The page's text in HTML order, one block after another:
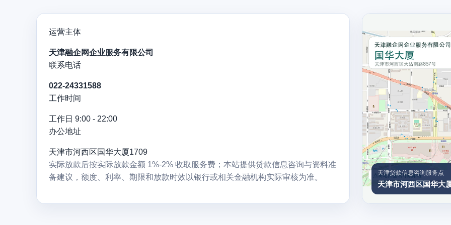
运营主体
天津融企网企业服务有限公司
联系电话
022-24331588
工作时间
工作日 9:00 - 22:00
办公地址
天津市河西区国华大厦1709
实际放款后按实际放款金额 1%-2% 收取服务费；本站提供贷款信息咨询与资料准
备建议，额度、利率、期限和放款时效以银行或相关金融机构实际审核为准。
天津贷款信息咨询服务点
天津市河西区国华大